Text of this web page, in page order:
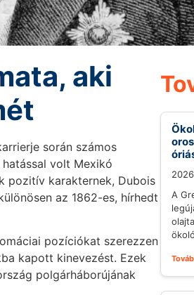
aki
során számos
volt Mexikó
pozitív karakternek, Dubois
az 1862-es, hírhedt
pozíciókat szerezzen
kapott kinevezést. Ezek
polgárháborújának
A